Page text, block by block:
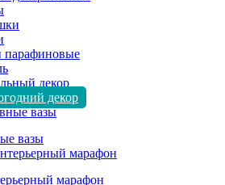
парафиновые
декор
декор
вазы
марафон